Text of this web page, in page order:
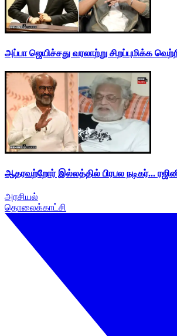
அப்பா ஜெயிச்சது வரலாற்று சிறப்புமிக்க
ஆதரவற்றோர் இல்லத்தில் பிரபல நடிகர்...
அரசியல்
தொலைக்காட்சி